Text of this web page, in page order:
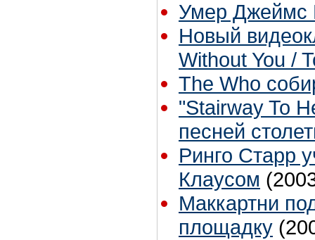
Умер Джеймс
Новый
Without You /
The Who
"Stairway To
песней
Ринго Старр
Клаусом
Маккартни
площадку